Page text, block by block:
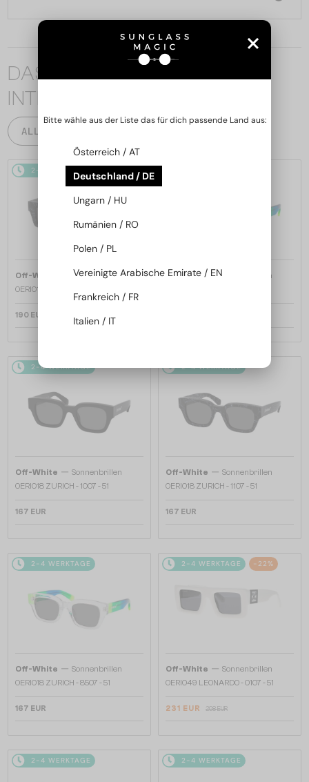
DAS KÖNNTE SIE AUCH
INTERESSIEREN
ALLE PRODUKTE
2-4 WERKTAGE
Off-White
Sonnenbrillen
OERI017 NASSAU - 1107 - 51
190 EUR
Off-White — Sonnenbrillen
2-4 WERKTAGE
Off-White — Sonnenbrillen
OERI018 ZURICH - 1007 - 51
167 EUR
2-4 WERKTAGE
Off-White — Sonnenbrillen
OERI018 ZURICH - 1107 - 51
167 EUR
2-4 WERKTAGE
Off-White — Sonnenbrillen
OERI018 ZURICH - 8507 - 51
167 EUR
2-4 WERKTAGE -22%
Off-White — Sonnenbrillen
OERI049 LEONARDO - 0107 - 51
231 EUR 298 EUR
2-4 WERKTAGE 2-4 WERKTAGE
Bitte wähle aus der Liste das für dich passende Land aus:
Österreich / AT
Deutschland / DE
Ungarn / HU
Rumänien / RO
Polen / PL
Vereinigte Arabische Emirate / EN
Frankreich / FR
Italien / IT